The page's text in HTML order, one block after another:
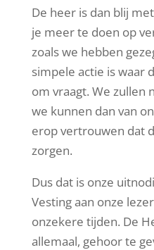
De heer is dan blij
je meer te doen op
zoals we hebben
simpele actie is waar
om vraagt. We zullen
we kunnen dan van
erop vertrouwen dat
zorgen.
Dus dat is onze
Vesting aan onze
onzekere tijden. De
allemaal, gehoor te